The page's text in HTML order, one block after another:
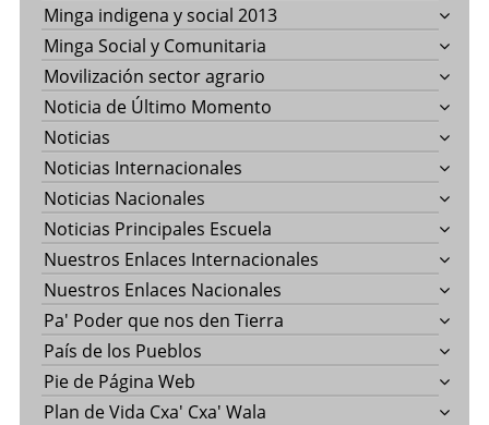
Minga indigena y social 2013
Minga Social y Comunitaria
Movilización sector agrario
Noticia de Último Momento
Noticias
Noticias Internacionales
Noticias Nacionales
Noticias Principales Escuela
Nuestros Enlaces Internacionales
Nuestros Enlaces Nacionales
Pa' Poder que nos den Tierra
País de los Pueblos
Pie de Página Web
Plan de Vida Cxa' Cxa' Wala